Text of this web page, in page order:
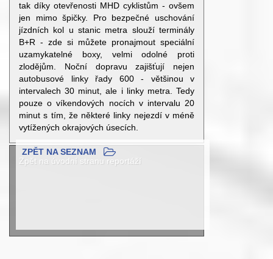
tak díky otevřenosti MHD cyklistům - ovšem
jen mimo špičky. Pro bezpečné uschování
jízdních kol u stanic metra slouží terminály
B+R - zde si můžete pronajmout speciální
uzamykatelné boxy, velmi odolné proti
zlodějům. Noční dopravu zajišťují nejen
autobusové linky řady 600 - většinou v
intervalech 30 minut, ale i linky metra. Tedy
pouze o víkendových nocích v intervalu 20
minut s tím, že některé linky nejezdí v méně
vytížených okrajových úsecích.
Zpět na úvodní stranu reportáží
ZPĚT NA SEZNAM